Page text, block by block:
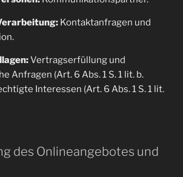
Kontaktanfragen und
Vertragserfüllung und
Anfragen (Art. 6 Abs. 1 S. 1 lit. b.
Interessen (Art. 6 Abs. 1 S. 1 lit.
des Onlineangebotes und